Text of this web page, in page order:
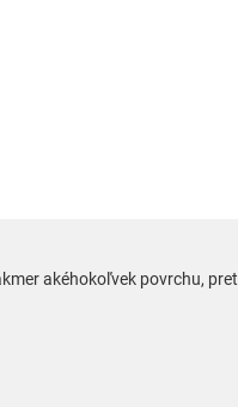
akéhokoľvek povrchu,